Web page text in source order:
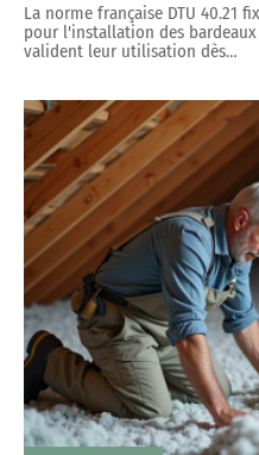
La norme française DTU 40.21
pour l'installation des
valident leur utilisation dès…